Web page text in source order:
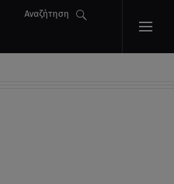
Αναζήτηση